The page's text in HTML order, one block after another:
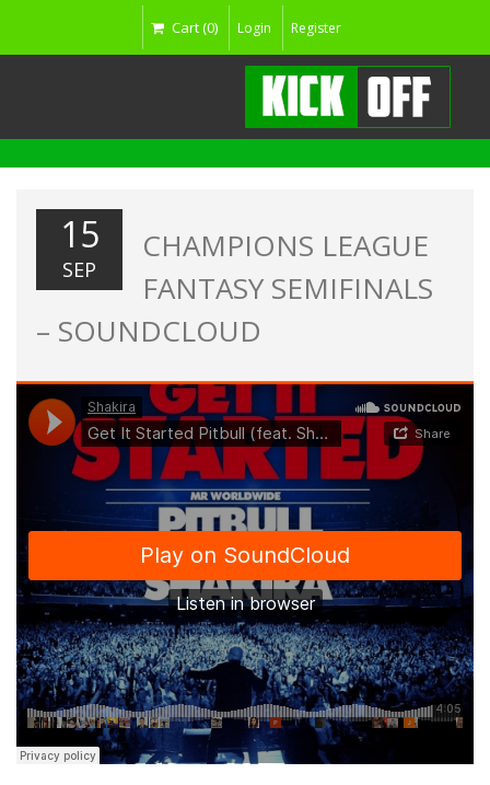
Cart (0) Login Register
15
SEP
CHAMPIONS LEAGUE
FANTASY SEMIFINALS
– SOUNDCLOUD